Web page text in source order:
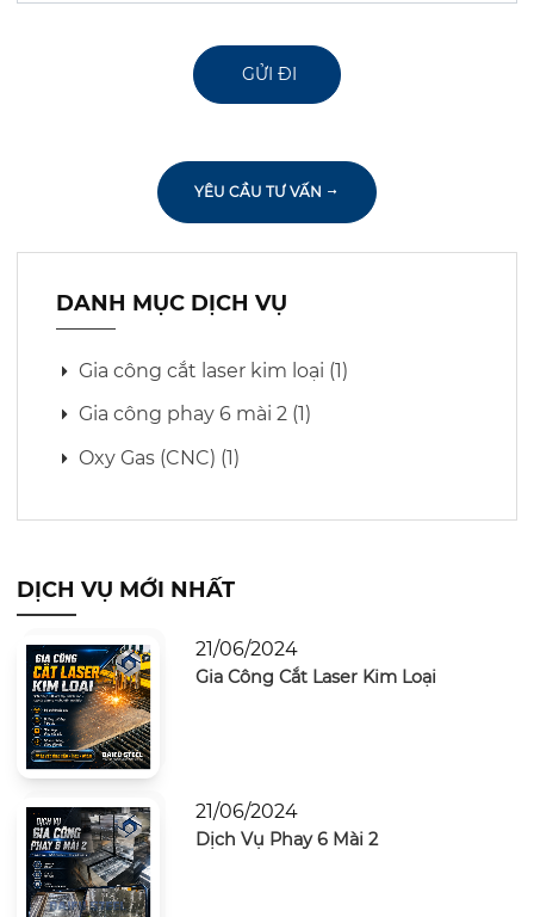
YÊU CẦU TƯ VẤN
DANH MỤC DỊCH VỤ
Gia công cắt laser kim loại (1)
Gia công phay 6 mài 2 (1)
Oxy Gas (CNC) (1)
DỊCH VỤ MỚI NHẤT
21/06/2024
Gia Công Cắt Laser Kim Loại
21/06/2024
Dịch Vụ Phay 6 Mài 2